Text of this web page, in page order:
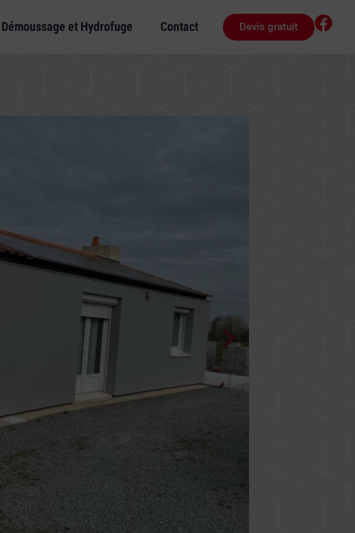
Démoussage et Hydrofuge Contact Devis gratuit